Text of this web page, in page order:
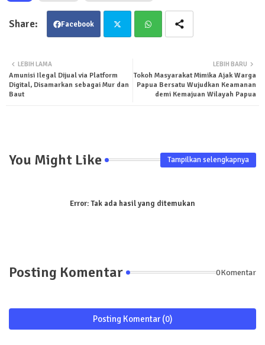
Facebook
ter tsa
LEBIH BARU
Tokoh Masyarakat Mimika Ajak Warga
Papua Bersatu Wujudkan Keamanan
demi Kemajuan Wilayah Papua
LEBIH LAMA
Amunisi Ilegal Dijual via Platform
Digital, Disamarkan sebagai Mur dan
Baut
You Might Like Tampilkan selengkapnya
Error:Tak ada hasil yang ditemukan
Posting Komentar 0Komentar
Posting Komentar (0)